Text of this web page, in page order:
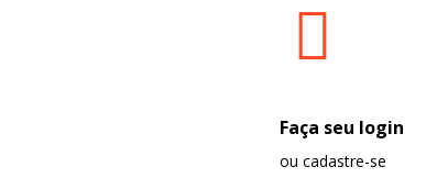
Faça seu login
ou cadastre-se